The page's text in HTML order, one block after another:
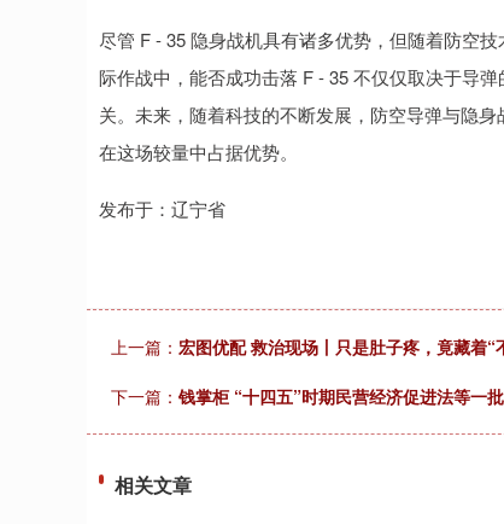
尽管 F - 35 隐身战机具有诸多优势，但随着防空
际作战中，能否成功击落 F - 35 不仅仅取决于导
关。未来，随着科技的不断发展，防空导弹与隐
在这场较量中占据优势。
发布于：辽宁省
上一篇： 宏图优配 救治现场丨只是肚子疼，竟藏着“
下一篇： 钱掌柜 “十四五”时期民营经济促进法等一
相关文章